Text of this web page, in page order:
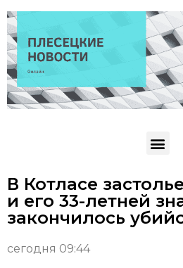
В Котласе
и его 33-летней
закончилось
сегодня 09:44